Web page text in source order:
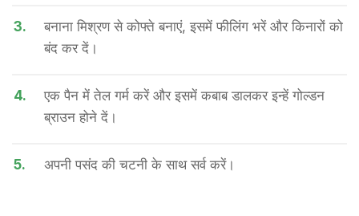
3.
बनाना मिश्रण से कोफ्ते बनाएं, इसमें फीलिंग भरें और किनारों को
बंद कर दें।
4.
एक पैन में तेल गर्म करें और इसमें कबाब डालकर इन्हें गोल्डन
ब्राउन होने दें।
5. अपनी पसंद की चटनी के साथ सर्व करें।